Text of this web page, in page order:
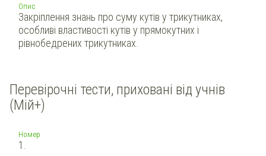
Опис
Закріплення знань про суму кутів у трикутниках,
особливі властивості кутів у прямокутних і
рівнобедрених трикутниках.
Перевірочні тести, приховані від учнів
(Мій+)
Номер
1.